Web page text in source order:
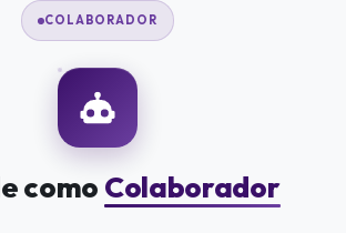
COLABORADOR
como Colaborador